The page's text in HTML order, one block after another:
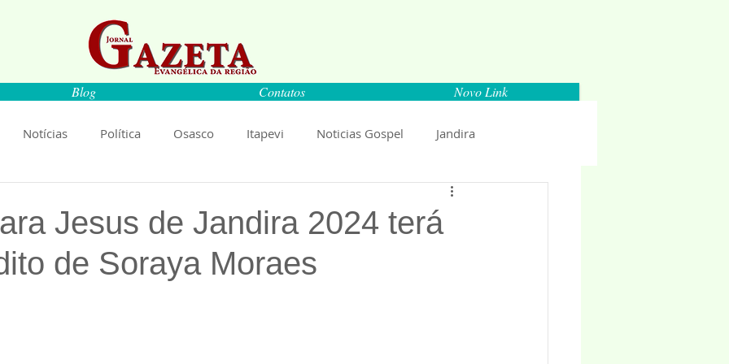
Blog Contatos Novo Link
Notícias Política Osasco Itapevi Noticias Gospel Jandira
Espaço Parlamentar
Ciência Saúde Educação Livro
Jesus de Jandira 2024 terá
de Soraya Moraes
5 estrelas.